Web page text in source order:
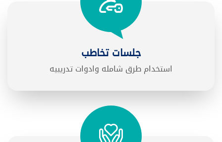
جلسات تخاطب
استخدام طرق شامله وادوات تدريبيه